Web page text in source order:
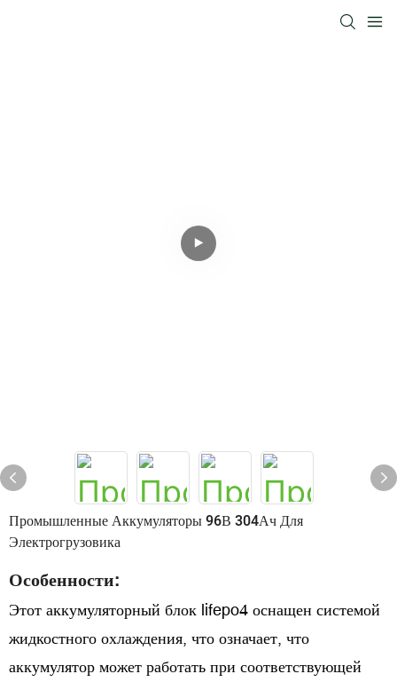
Промышленные Аккумуляторы 96В 304Ач Для
Электрогрузовика
Особенности:
Этот аккумуляторный блок lifepo4 оснащен системой
жидкостного охлаждения, что означает, что
аккумулятор может работать при соответствующей